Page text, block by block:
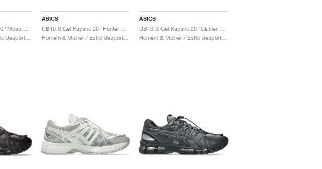
Homem & Mulher / Estilo desportivo / Sapatos
ASICS
Homem & Mulher / Estilo desportivo / Sapatos
ASICS